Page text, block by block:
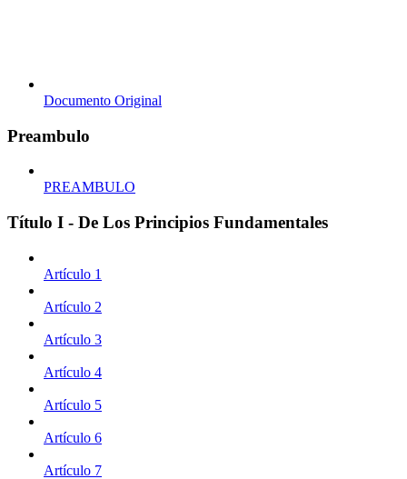
Documento Original
Preambulo
PREAMBULO
Título I - De Los Principios Fundamentales
Artículo 1
Artículo 2
Artículo 3
Artículo 4
Artículo 5
Artículo 6
Artículo 7